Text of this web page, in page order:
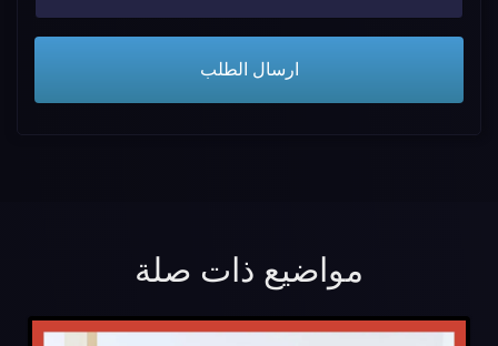
مواضيع ذات صلة